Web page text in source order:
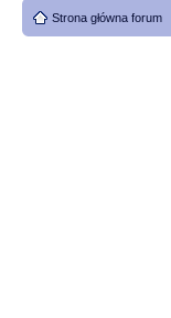
Strona główna forum